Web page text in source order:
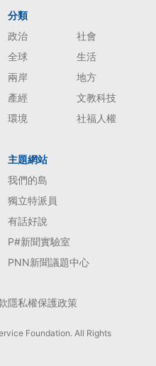
分類
政治
社會
全球
生活
兩岸
地方
產經
文教科技
環境
社福人權
主題網站
我們的島
獨立特派員
有話好說
P#新聞實驗室
PNN新聞議題中心
隱私權保護政策
Foundation. All Rights